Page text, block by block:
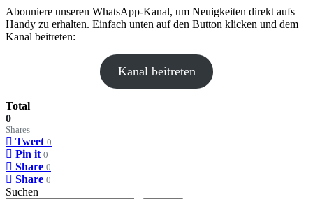
Abonniere unseren WhatsApp-Kanal, um Neuigkeiten direkt aufs
Handy zu erhalten. Einfach unten auf den Button klicken und dem
Kanal beitreten:
Kanal beitreten
Total
0
Shares
Tweet 0
Pin it 0
Share 0
Share 0
Suchen